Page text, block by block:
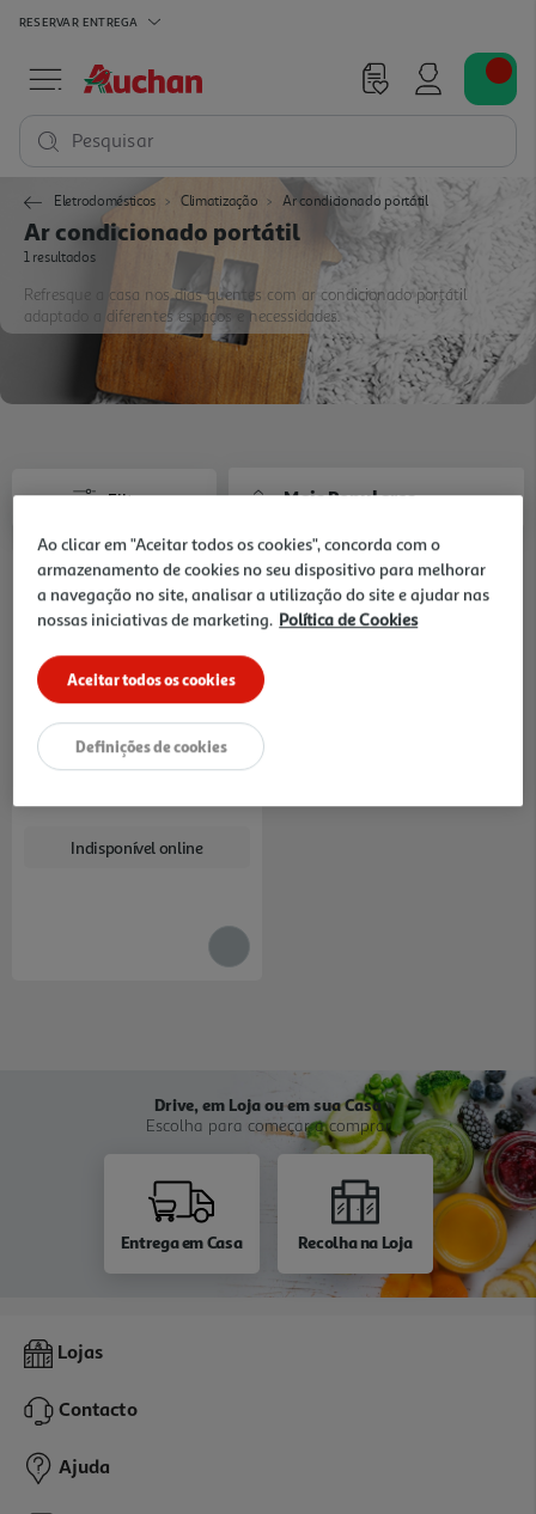
RESERVAR ENTREGA
Pesquisar
Eletrodomésticos Climatização Ar condicionado portátil
Ar condicionado portátil
1 resultados
Refresque a casa nos dias quentes com ar condicionado portátil
adaptado a diferentes espaços e necessidades.
Filtros Mais Populares
Ar Condicionado Portátil
Ufesa A9 Branco 9000btu
389.99 €/un
Indisponível online
Drive, em Loja ou em sua Casa
Escolha para começar a comprar
Entrega em Casa Recolha na Loja
Lojas
Contacto
Ajuda
Ao clicar em "Aceitar todos os cookies", concorda com o
armazenamento de cookies no seu dispositivo para melhorar
a navegação no site, analisar a utilização do site e ajudar nas
nossas iniciativas de marketing. Política de Cookies
Aceitar todos os cookies
Definições de cookies